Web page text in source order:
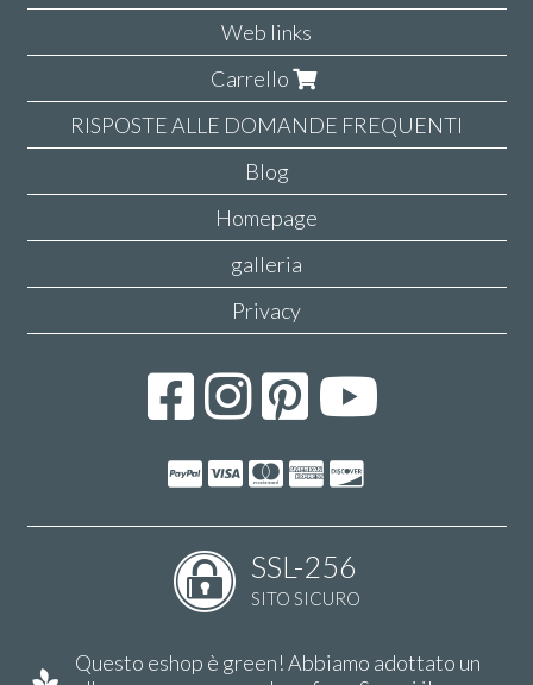
Web links
Carrello
RISPOSTE ALLE DOMANDE FREQUENTI
Blog
Homepage
galleria
Privacy
SSL-256
SITO SICURO
Questo eshop è green! Abbiamo adottato un